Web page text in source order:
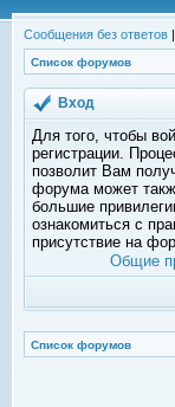
Сообщения без ответов |
Список форумов
Вход
Для того, чтобы
регистрации.
позволит Вам
форума может
большие
ознакомиться с
присутствие на
Общие
Список форумов